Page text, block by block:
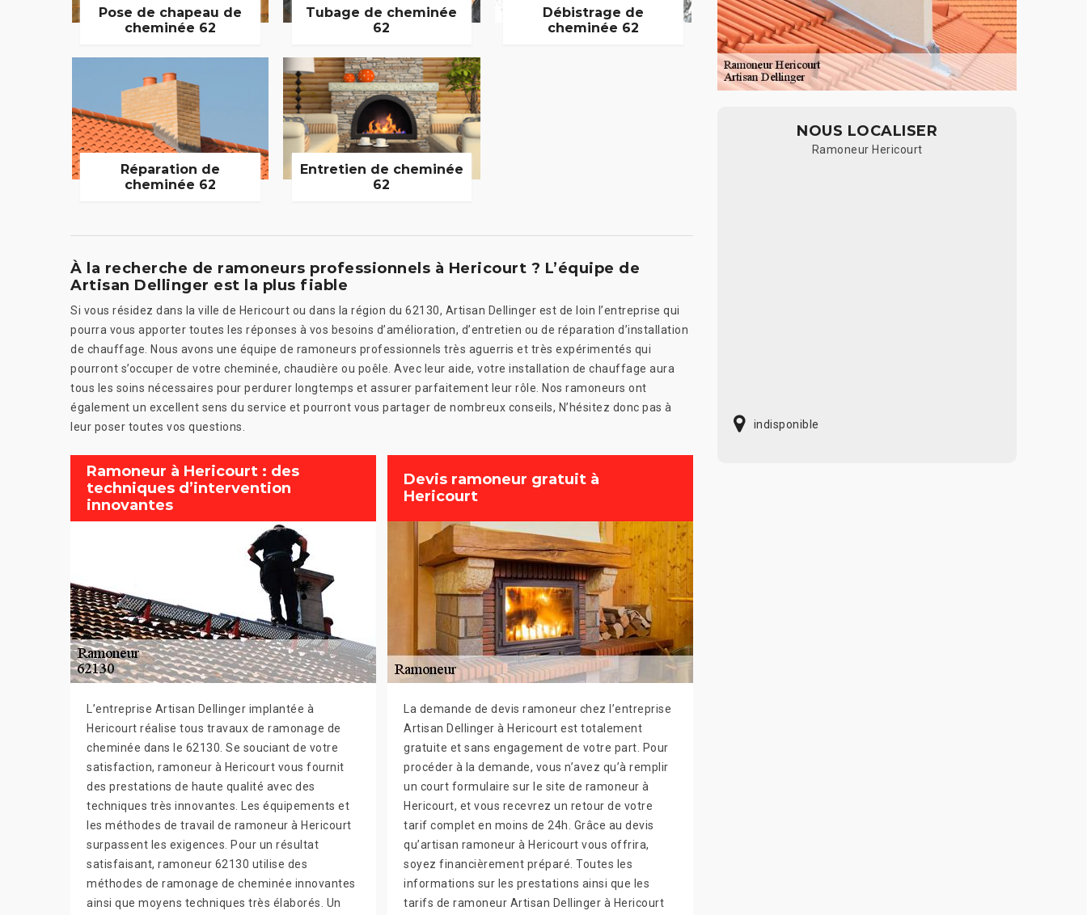
Pose de chapeau de
cheminée 62
Tubage de cheminée
62
Débistrage de
cheminée 62
Réparation de
cheminée 62
Entretien de cheminée
62
À la recherche de ramoneurs professionnels à Hericourt ? L’équipe de
Artisan Dellinger est la plus fiable
Si vous résidez dans la ville de Hericourt ou dans la région du 62130, Artisan Dellinger est de loin l’entreprise qui
pourra vous apporter toutes les réponses à vos besoins d’amélioration, d’entretien ou de réparation d’installation
de chauffage. Nous avons une équipe de ramoneurs professionnels très aguerris et très expérimentés qui
pourront s’occuper de votre cheminée, chaudière ou poêle. Avec leur aide, votre installation de chauffage aura
tous les soins nécessaires pour perdurer longtemps et assurer parfaitement leur rôle. Nos ramoneurs ont
également un excellent sens du service et pourront vous partager de nombreux conseils, N’hésitez donc pas à
leur poser toutes vos questions.
Ramoneur à Hericourt : des
techniques d’intervention
innovantes
L’entreprise Artisan Dellinger implantée à
Hericourt réalise tous travaux de ramonage de
cheminée dans le 62130. Se souciant de votre
satisfaction, ramoneur à Hericourt vous fournit
des prestations de haute qualité avec des
techniques très innovantes. Les équipements et
les méthodes de travail de ramoneur à Hericourt
surpassent les exigences. Pour un résultat
satisfaisant, ramoneur 62130 utilise des
méthodes de ramonage de cheminée innovantes
ainsi que moyens techniques très élaborés. Un
Devis ramoneur gratuit à
Hericourt
La demande de devis ramoneur chez l’entreprise
Artisan Dellinger à Hericourt est totalement
gratuite et sans engagement de votre part. Pour
procéder à la demande, vous n’avez qu’à remplir
un court formulaire sur le site de ramoneur à
Hericourt, et vous recevrez un retour de votre
tarif complet en moins de 24h. Grâce au devis
qu’artisan ramoneur à Hericourt vous offrira,
soyez financièrement préparé. Toutes les
informations sur les prestations ainsi que les
tarifs de ramoneur Artisan Dellinger à Hericourt
NOUS LOCALISER
Ramoneur Hericourt
indisponible